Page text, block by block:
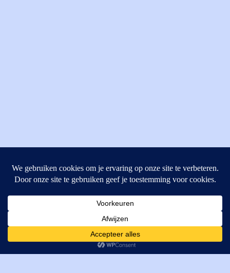
4462GE, Goes
T: +31 (0) 111-484438
M:parts@mitechniek.nl
VAT: NL862802295B01
Cookies helpen ons bij het leveren van onze diensten. Door
gebruik te maken van onze diensten, gaat u akkoord met ons
gebruik van cookies.